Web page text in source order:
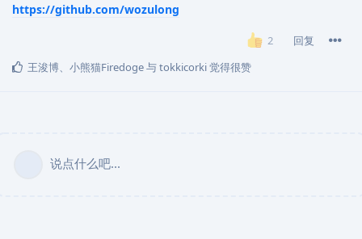
https://github.com/wozulong
2
回复
王浚博、 小熊猫Firedoge与tokkicorki觉得很赞
说点什么吧...